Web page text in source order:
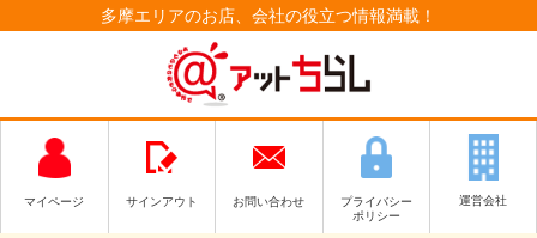
多摩エリアのお店、会社の役立つ情報満載！
マイページ サインアウト お問い合わせ
プライバシー
ポリシー
運営会社